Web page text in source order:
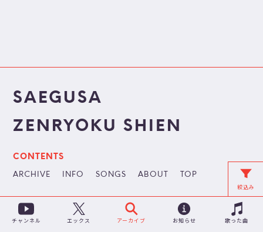
絞込み
チャンネル エックス アーカイブ お知らせ 歌った曲
SAEGUSA
ZENRYOKU SHIEN
CONTENTS
ARCHIVE INFO SONGS ABOUT TOP